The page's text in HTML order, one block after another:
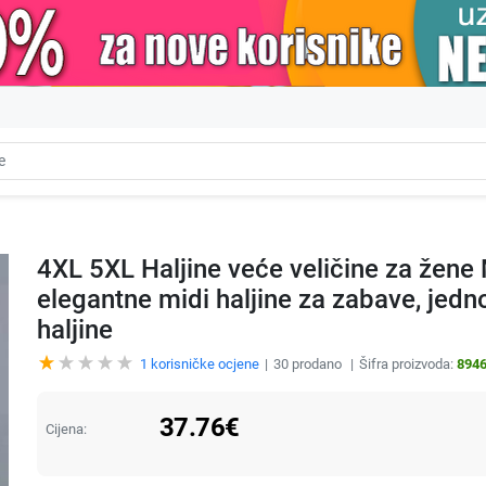
4XL 5XL Haljine veće veličine za
elegantne midi haljine za zabave,
haljine
1 korisničke ocjene 30prodano Šifra proizvoda:
Cijena: 37.76€